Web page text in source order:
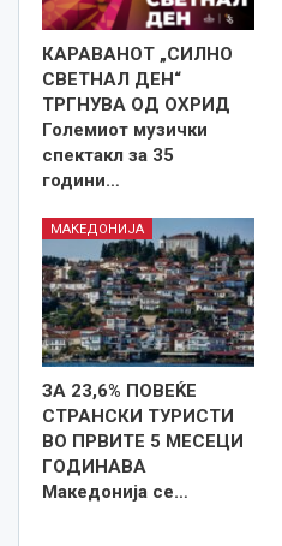
КАРАВАНОТ „СИЛНО
СВЕТНАЛ ДЕН“
ТРГНУВА ОД ОХРИД
Големиот музички
спектакл за 35
години…
МАКЕДОНИЈА
ЗА 23,6% ПОВЕЌЕ
СТРАНСКИ ТУРИСТИ
ВО ПРВИТЕ 5 МЕСЕЦИ
ГОДИНАВА
Македонија се…